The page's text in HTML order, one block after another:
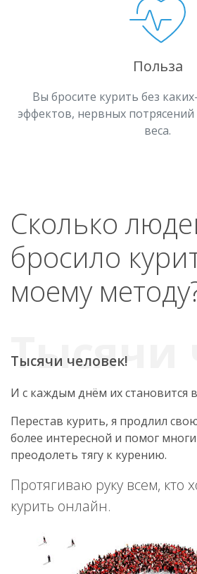
Польза
Вы бросите курить без
эффектов, нервных
веса.
Сколько
бросило
моему
Тысячи человек!
И с каждым днём их становится
Перестав курить, я продлил
более интересной и помог
преодолеть тягу к курению.
Протягиваю руку всем, кто
курить онлайн.